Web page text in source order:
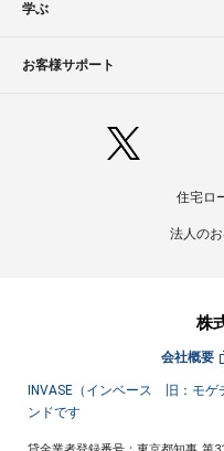
学ぶ
お客様サポート
住宅ロ
法人の
株
会社概要
INVASE（インベース 旧：モゲ
ンドです